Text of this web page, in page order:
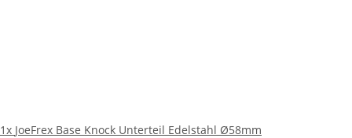
1x JoeFrex Base Knock Unterteil Edelstahl Ø58mm